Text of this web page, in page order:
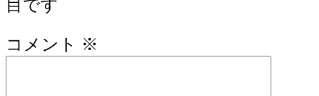
目です
コメント ※